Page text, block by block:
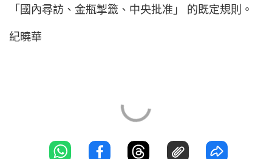
「國內尋訪、金瓶掣籤、中央批准」 的既定規則。
紀曉華